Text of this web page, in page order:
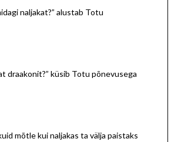
naljakat?” alustab Totu
draakonit?” küsib Totu põnevusega
mõtle kui naljakas ta välja paistaks